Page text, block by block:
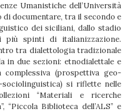
Umanistiche dell’Università
documentare, tra il secondo e
dei siciliani, dallo stadio
spinti di italianizzazione.
tra dialettologia tradizionale
in due sezioni: etnodialettale e
(prospettiva geo-
si riflette nelle
“Materiali e ricerche
“Piccola Biblioteca dell’ALS” e